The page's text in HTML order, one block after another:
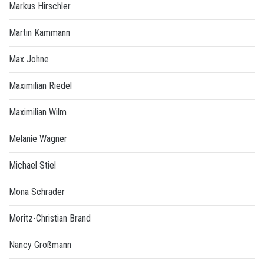
Markus Hirschler
Martin Kammann
Max Johne
Maximilian Riedel
Maximilian Wilm
Melanie Wagner
Michael Stiel
Mona Schrader
Moritz-Christian Brand
Nancy Großmann